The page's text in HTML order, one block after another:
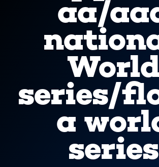
aa/
series/
a
series